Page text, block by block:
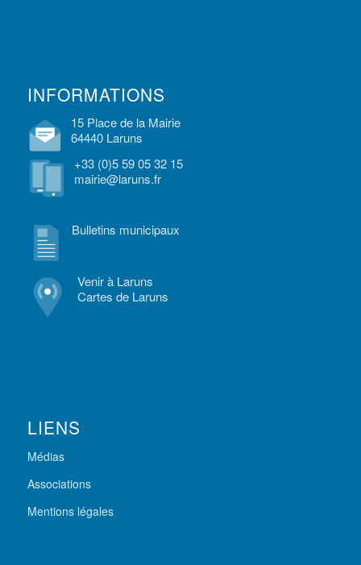
INFORMATIONS
15 Place de la Mairie
64440 Laruns
+33 (0)5 59 05 32 15
mairie@laruns.fr
Bulletins municipaux
Venir à Laruns
Cartes de Laruns
LIENS
Médias
Associations
Mentions légales